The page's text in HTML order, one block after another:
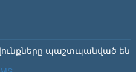
պաշտպանված են